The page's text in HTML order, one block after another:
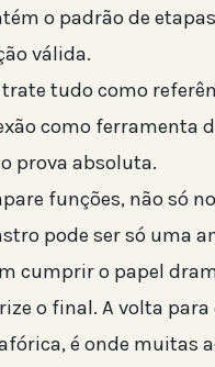
o padrão de
válida.
tudo como
como ferramenta
prova absoluta.
funções, não só
pode ser só uma
cumprir o papel
o final. A volta
é onde muitas